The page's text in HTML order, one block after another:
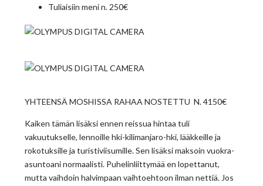
Tuliaisiin meni n. 250€
YHTEENSÄ MOSHISSA RAHAA NOSTETTU N. 4150€
Kaiken tämän lisäksi ennen reissua hintaa tuli
vakuutukselle, lennoille hki-kilimanjaro-hki, lääkkeille ja
rokotuksille ja turistiviisumille. Sen lisäksi maksoin vuokra-
asuntoani normaalisti. Puhelinliittymää en lopettanut,
mutta vaihdoin halvimpaan vaihtoehtoon ilman nettiä. Jos